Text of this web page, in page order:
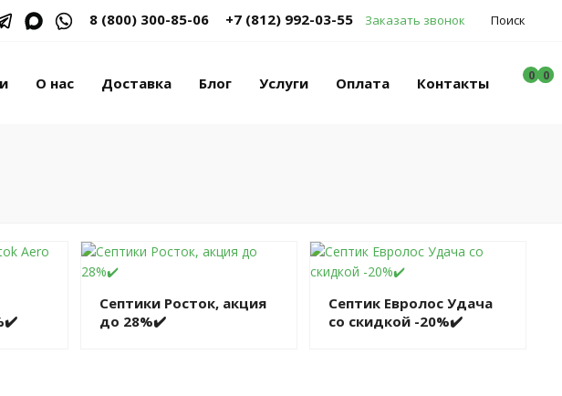
8 (800) 300-85-06 +7 (812) 992-03-55 Заказать звонок Поиск
О нас Доставка Блог Услуги Оплата Контакты 0 0
0
Септики Росток, акция
до 28%✔️
Септик Евролос Удача
со скидкой -20%✔️